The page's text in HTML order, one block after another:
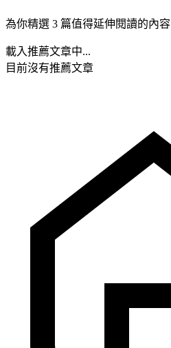
為你精選 3 篇值得延伸閱讀的內容
載入推薦文章中...
目前沒有推薦文章